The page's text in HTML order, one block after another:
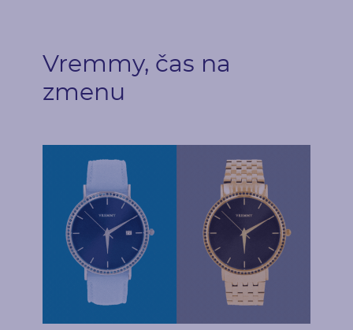
Druh
Počet
Karátová váha
Rozmery
1.25 mm (0.01ct)
Farba
Modrá
Prírodný
Vremmy, čas na
zmenu